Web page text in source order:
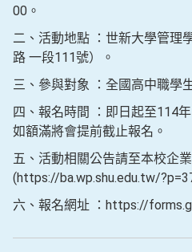
00。
二、活動地點 ：世新大學管理
路 一段111號）。
三、參與對象 ：全國高中職學
四、報名時間 ：即日起至114
如額滿將會提前截止報名。
五、活動相關公告請至本校企
(https://ba.wp.shu.edu.tw/
六、報名網址 ：https://